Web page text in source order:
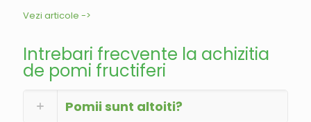
Vezi articole ->
Intrebari frecvente la achizitia
de pomi fructiferi
Pomii sunt altoiti?